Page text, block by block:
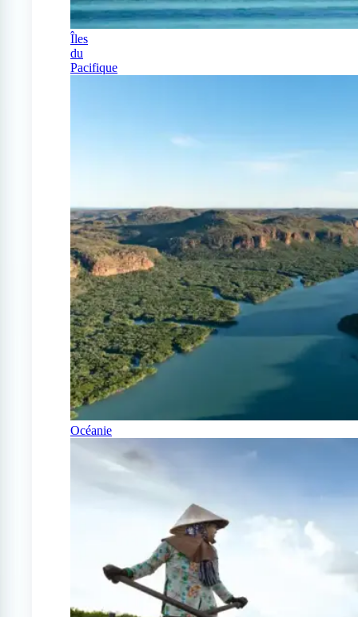
Îles
du
Pacifique
Océanie